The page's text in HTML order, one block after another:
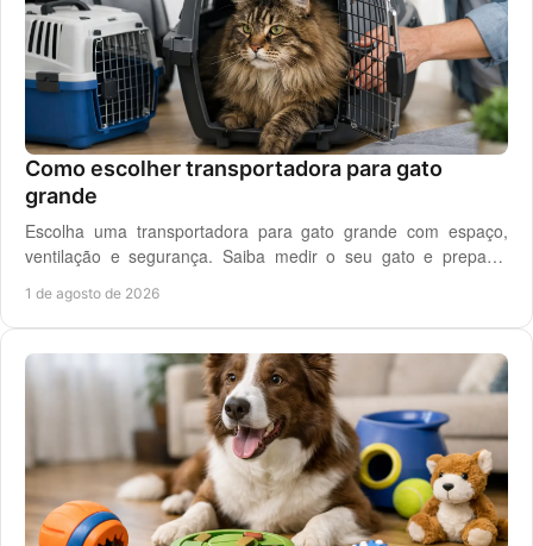
Como escolher transportadora para gato
grande
Escolha uma transportadora para gato grande com espaço,
ventilação e segurança. Saiba medir o seu gato e preparar
1 de agosto de 2026